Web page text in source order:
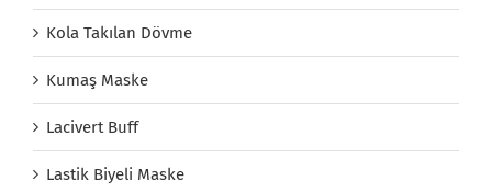
Kola Takılan Dövme
Kumaş Maske
Lacivert Buff
Lastik Biyeli Maske